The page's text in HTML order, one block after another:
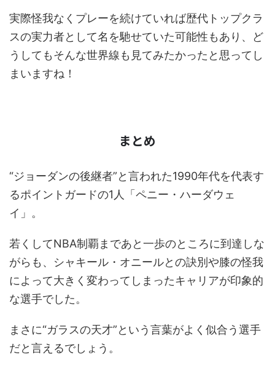
実際怪我なくプレーを続けていれば歴代トップクラ
スの実力者として名を馳せていた可能性もあり、ど
うしてもそんな世界線も見てみたかったと思ってし
まいますね！
まとめ
“ジョーダンの後継者”と言われた1990年代を代表す
るポイントガードの1人「ペニー・ハーダウェ
イ」。
若くしてNBA制覇まであと一歩のところに到達しな
がらも、シャキール・オニールとの訣別や膝の怪我
によって大きく変わってしまったキャリアが印象的
な選手でした。
まさに“ガラスの天才”という言葉がよく似合う選手
だと言えるでしょう。